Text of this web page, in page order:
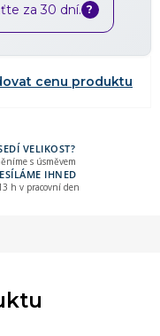
za 30 dní. ?
VELIKOST?
s úsměvem
IHNED
h v pracovní den